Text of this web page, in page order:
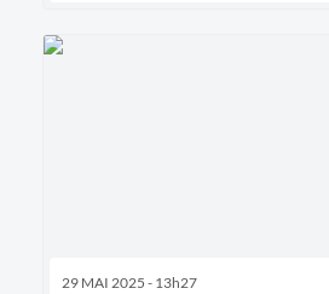
29 MAI 2025 - 13h27